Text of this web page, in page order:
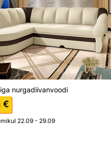
nurgadiivanvoodi
€
22.09 - 29.09